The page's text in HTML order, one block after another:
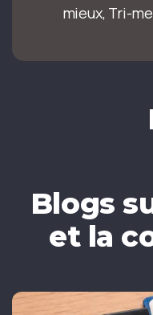
mieux, Tri-
Blogs
et la